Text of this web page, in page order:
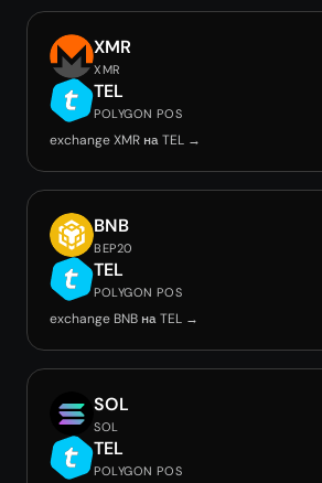
XMR
XMR
TEL
POLYGON POS
exchange XMR на TEL →
BNB
BEP20
TEL
POLYGON POS
exchange BNB на TEL →
SOL
SOL
TEL
POLYGON POS